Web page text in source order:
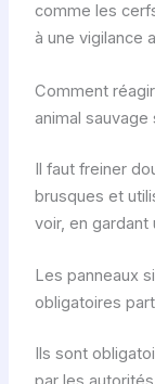
comme les
à une vigilance
Comment
animal sauvage
Il faut freiner
brusques et
voir, en
Les panneaux
obligatoires
Ils sont